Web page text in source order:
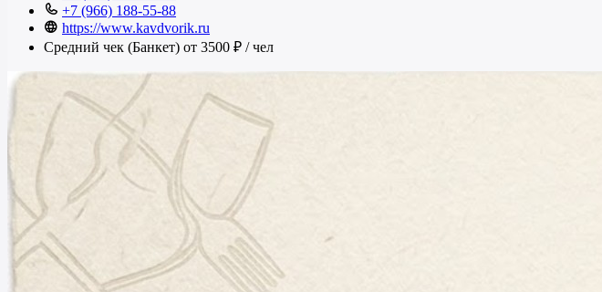
+7 (966) 188-55-88
https://www.kavdvorik.ru
Средний чек (Банкет) от 3500 ₽ / чел